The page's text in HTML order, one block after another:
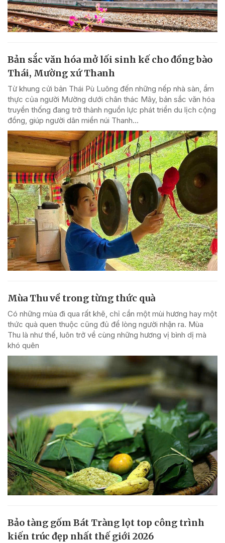
Bản sắc văn hóa mở lối sinh kế cho đồng bào
Thái, Mường xứ Thanh
Từ khung cửi bản Thái Pù Luông đến những nếp nhà sàn, ẩm
thực của người Mường dưới chân thác Mây, bản sắc văn hóa
truyền thống đang trở thành nguồn lực phát triển du lịch cộng
đồng, giúp người dân miền núi Thanh...
Mùa Thu về trong từng thức quà
Có những mùa đi qua rất khẽ, chỉ cần một mùi hương hay một
thức quà quen thuộc cũng đủ để lòng người nhận ra. Mùa
Thu là như thế, luôn trở về cùng những hương vị bình dị mà
khó quên
Bảo tàng gốm Bát Tràng lọt top công trình
kiến trúc đẹp nhất thế giới 2026